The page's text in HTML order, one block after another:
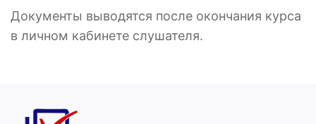
Документы выводятся после окончания курса
в личном кабинете слушателя.